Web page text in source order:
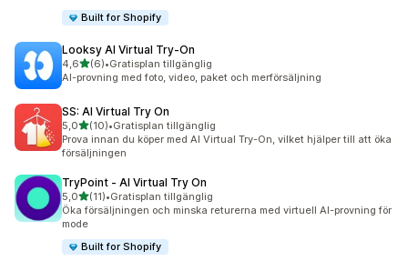
Built for Shopify
Looksy AI Virtual Try‑On
4,6av 5 stjärnor
(6)
6 recensioner totalt
•Gratisplan tillgänglig
AI-provning med foto, video, paket och merförsäljning
SS: AI Virtual Try On
5,0av 5 stjärnor
(10)
10 recensioner totalt
•Gratisplan tillgänglig
Prova innan du köper med AI Virtual Try-On, vilket hjälper till att öka
försäljningen
TryPoint ‑ AI Virtual Try On
5,0av 5 stjärnor
(11)
11 recensioner totalt
•Gratisplan tillgänglig
Öka försäljningen och minska returerna med virtuell AI-provning för
mode
Built for Shopify